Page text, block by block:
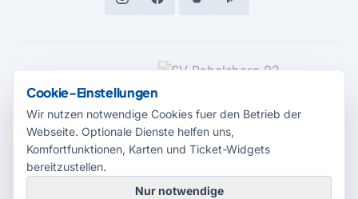
MEDIENPARTNER
Cookie-Einstellungen
Wir nutzen notwendige Cookies fuer den Betrieb der
Webseite. Optionale Dienste helfen uns,
Komfortfunktionen, Karten und Ticket-Widgets
bereitzustellen.
Nur notwendige